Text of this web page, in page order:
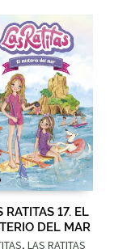
RATITAS 17. EL
DEL MAR
LAS RATITAS